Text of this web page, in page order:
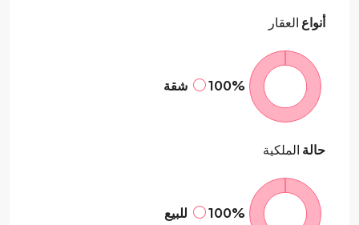
أنواع العقار
100% شقة
حالة الملكية
100% للبيع